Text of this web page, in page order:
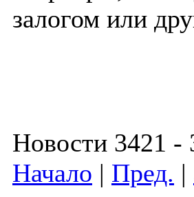
залогом или
Новости 3421 -
Начало | Пред. |